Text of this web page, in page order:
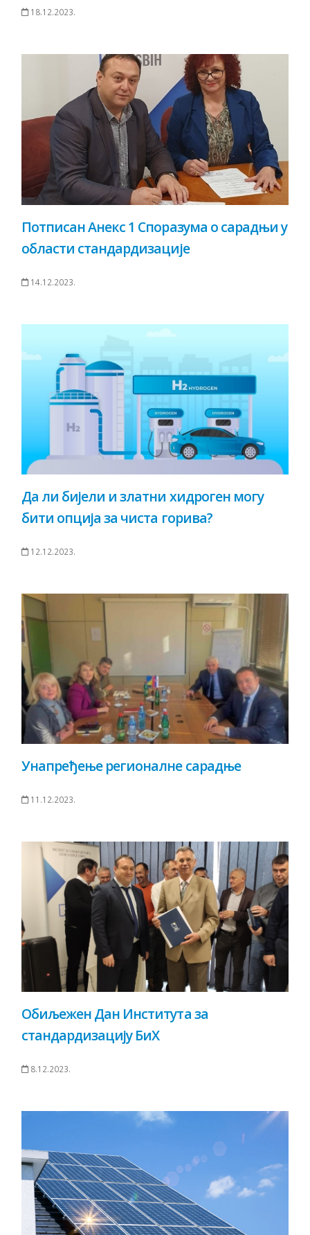
18.12.2023.
Потписан Анекс 1 Споразума о сарадњи у
области стандардизације
14.12.2023.
Да ли бијели и златни хидроген могу
бити опција за чиста горива?
12.12.2023.
Унапређење регионалне сарадње
11.12.2023.
Обиљежен Дан Института за
стандардизацију БиХ
8.12.2023.